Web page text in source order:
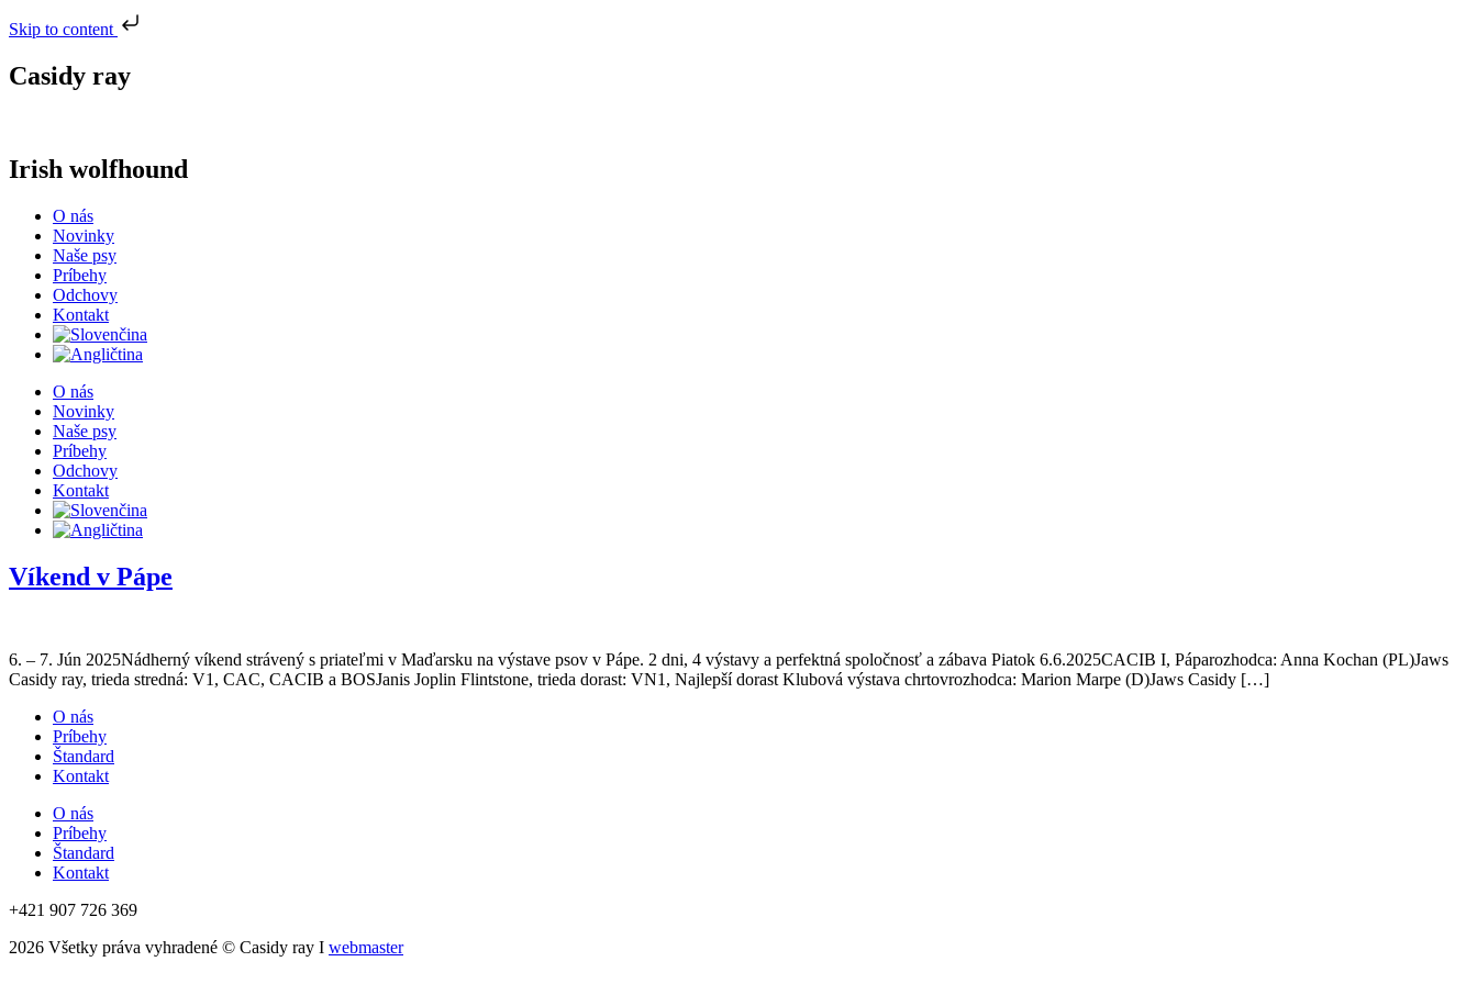
Skip to content
Casidy ray
Irish wolfhound
O nás
Novinky
Naše psy
Príbehy
Odchovy
Kontakt
O nás
Novinky
Naše psy
Príbehy
Odchovy
Kontakt
Víkend v Pápe
6. – 7. Jún 2025Nádherný víkend strávený s priateľmi v Maďarsku na výstave psov v Pápe. 2 dni, 4 výstavy a perfektná spoločnosť a zábava Piatok 6.6.2025CACIB I, Páparozhodca: Anna Kochan (PL)Jaws
Casidy ray, trieda stredná: V1, CAC, CACIB a BOSJanis Joplin Flintstone, trieda dorast: VN1, Najlepší dorast Klubová výstava chrtovrozhodca: Marion Marpe (D)Jaws Casidy […]
O nás
Príbehy
Štandard
Kontakt
O nás
Príbehy
Štandard
Kontakt
+421 907 726 369
2026 Všetky práva vyhradené © Casidy ray I webmaster